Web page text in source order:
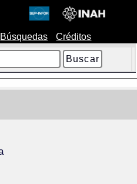
Búsquedas Créditos